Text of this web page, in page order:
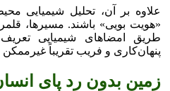
علاوه بر آن، تحلیل شیمیایی
«هویت بویی» باشند. مسیرها،
طریق امضا‌های شیمیایی
پنهان‌کاری و فریب تقریباً غیرممکن
زمین بدون رد پای